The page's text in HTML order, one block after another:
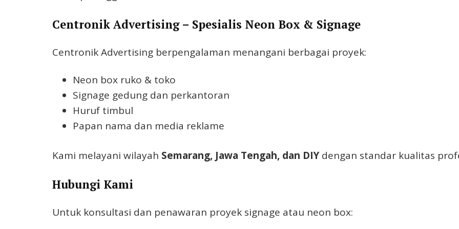
Centronik Advertising – Spesialis Neon Box & Signage
Centronik Advertising berpengalaman menangani berbagai proyek:
Neon box ruko & toko
Signage gedung dan perkantoran
Huruf timbul
Papan nama dan media reklame
Kami melayani wilayah Semarang, Jawa Tengah, dan DIYdengan standar kualitas
Hubungi Kami
Untuk konsultasi dan penawaran proyek signage atau neon box: